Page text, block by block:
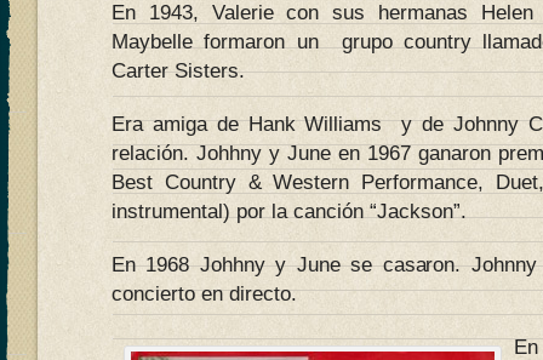
En 1943, Valerie con sus hermanas
Maybelle formaron un grupo country
Carter Sisters.
Era amiga de Hank Williams y de Johnny
relación. Johhny y June en 1967 ganaron
Best Country & Western Performance,
instrumental) por la canción “Jackson”.
En 1968 Johhny y June se casaron.
concierto en directo.